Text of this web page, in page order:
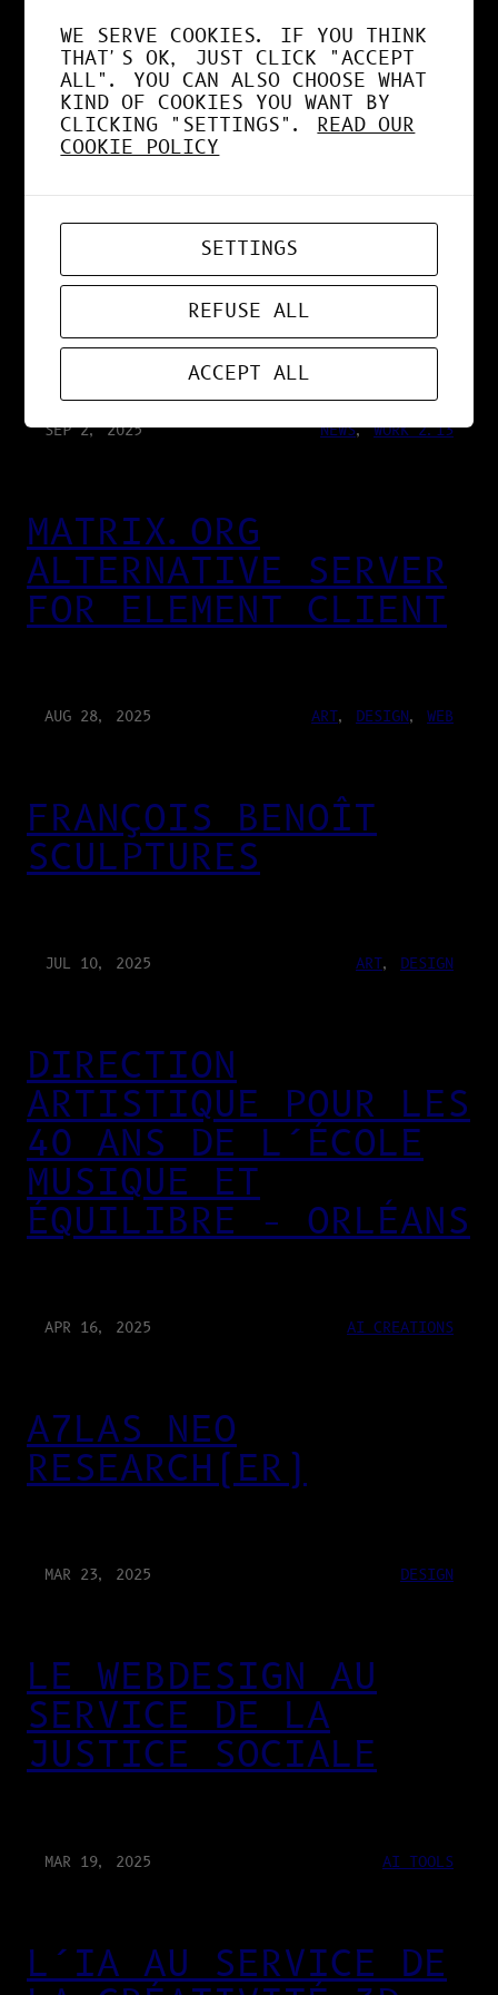
SEP 25, 2025 RESEARCH 2.13
IA VS HUMAIN : LA
VÉRITÉ SUR LA
CONSOMMATION
ÉNERGÉTIQUE
SEP 2, 2025 NEWS, WORK 2.13
MATRIX.ORG
ALTERNATIVE SERVER
FOR ELEMENT CLIENT
AUG 28, 2025 ART, DESIGN, WEB
FRANÇOIS BENOÎT
SCULPTURES
JUL 10, 2025 ART, DESIGN
DIRECTION
ARTISTIQUE POUR LES
40 ANS DE L’ÉCOLE
MUSIQUE ET
ÉQUILIBRE – ORLÉANS
APR 16, 2025 AI CREATIONS
A7LAS NEO
RESEARCH(ER)
MAR 23, 2025 DESIGN
LE WEBDESIGN AU
SERVICE DE LA
JUSTICE SOCIALE
MAR 19, 2025 AI TOOLS
L’IA AU SERVICE DE
WE SERVE COOKIES. IF YOU THINK
THAT'S OK, JUST CLICK "ACCEPT
ALL". YOU CAN ALSO CHOOSE WHAT
KIND OF COOKIES YOU WANT BY
CLICKING "SETTINGS". READ OUR
COOKIE POLICY
SETTINGS
REFUSE ALL
ACCEPT ALL